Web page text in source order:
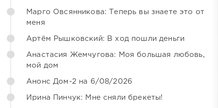
Марго Овсянникова: Теперь вы знаете это от
меня
Артём Рышковский: В ход пошли деньги
Анастасия Жемчугова: Моя большая любовь,
мой дом
Анонс Дом-2 на 6/08/2026
Ирина Пинчук: Мне сняли брекеты!